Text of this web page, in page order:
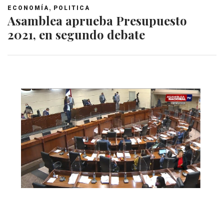
ECONOMÍA, POLITICA
Asamblea aprueba Presupuesto
2021, en segundo debate